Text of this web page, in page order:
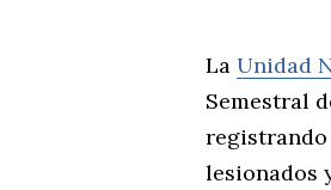
La Unidad
Semestral
registrando
lesionados